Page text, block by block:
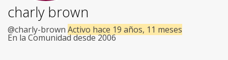
Ayuda
Contacto
charly brown
@charly-brown Activo hace 19 años, 11 meses
En la Comunidad desde 2006